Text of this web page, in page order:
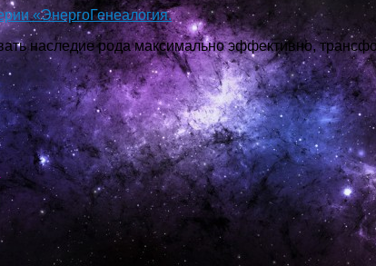
«ЭнергоГенеалогия.
наследие рода максимально эффективно,